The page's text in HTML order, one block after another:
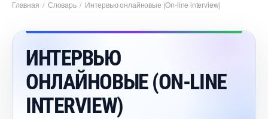
Главная / Словарь/ Интервью онлайновые (On-line interview)
ИНТЕРВЬЮ
ОНЛАЙНОВЫЕ (ON-LINE
INTERVIEW)